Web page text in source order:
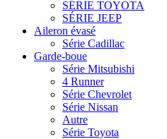
SÉRIE TOYOTA
SÉRIE JEEP
Aileron évasé
Série Cadillac
Garde-boue
Série Mitsubishi
4 Runner
Série Chevrolet
Série Nissan
Autre
Série Toyota